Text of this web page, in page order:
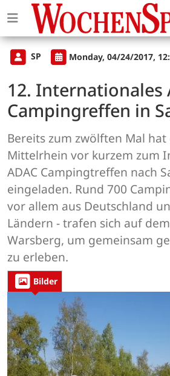
SP Monday, 04/24/2017,
12. Internationales
Campingreffen in
Bereits zum zwölften Mal hat
Mittelrhein vor kurzem zum
ADAC Campingtreffen nach
eingeladen. Rund 700
vor allem aus Deutschland
Ländern - trafen sich auf
Warsberg, um gemeinsam
zu erleben.
Bilder